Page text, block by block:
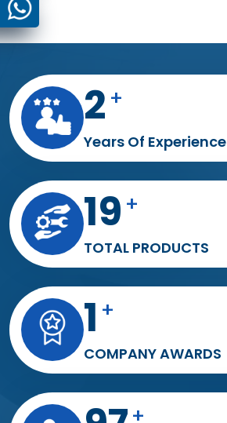
4 +
Years Of Experience
34+
TOTAL PRODUCTS
3+
COMPANY AWARDS